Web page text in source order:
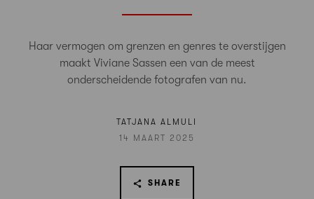
Haar vermogen om grenzen en genres te overstijgen
maakt Viviane Sassen een van de meest
onderscheidende fotografen van nu.
TATJANA ALMULI
14 MAART 2025
SHARE